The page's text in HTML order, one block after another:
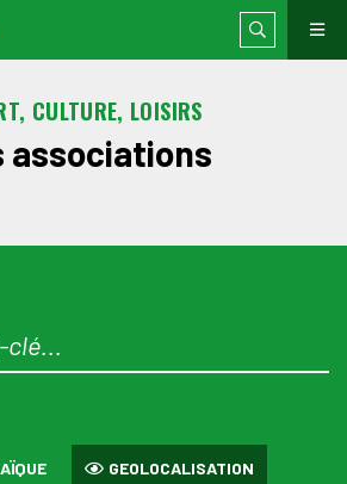
CULTURE, LOISIRS
associations
GEOLOCALISATION